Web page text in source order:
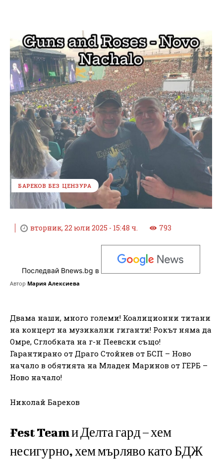
БАРЕКОВ БЕЗ ЦЕНЗУРА
вторник, 22 юли 2025 - 15:48 ч. 793
Последвай Bnews.bg в
Автор Мария Алексиева
Двама наши, много големи! Коалиционни титани
на концерт на музикални гиганти! Рокът няма да
Омре, Сглобката на г-н Пеевски също!
Гарантирано от Драго Стойнев от БСП – Ново
начало в обятията на Младен Маринов от ГЕРБ –
Ново начало!
Николай Бареков
Fest Team и Делта гард – хем
несигурно, хем мърляво като БДЖ